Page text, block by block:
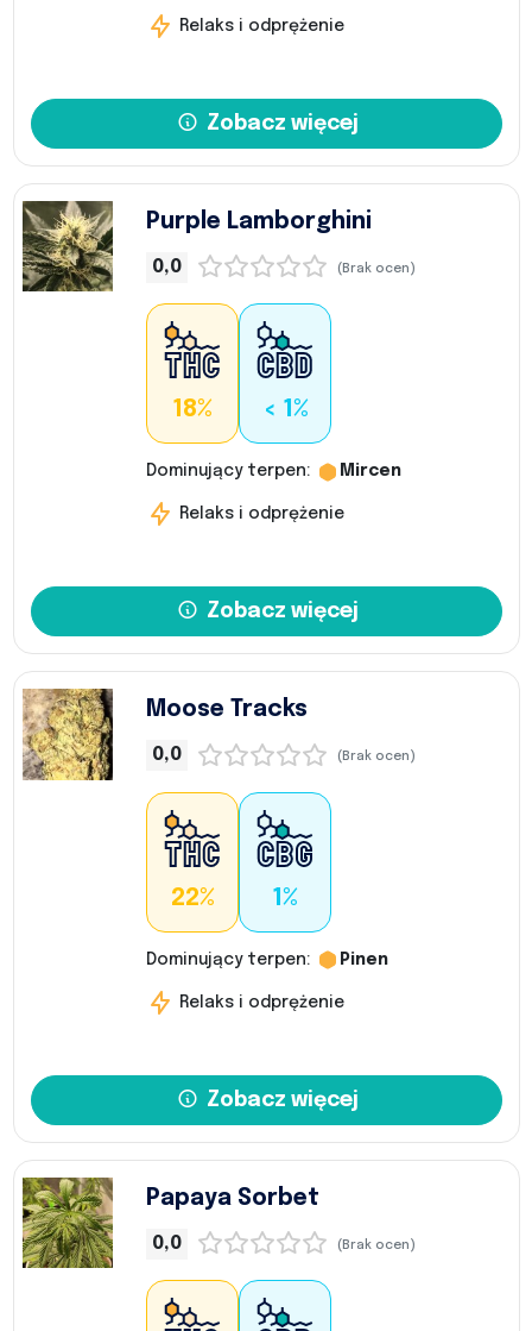
Relaks i odprężenie
Zobacz więcej
Purple Lamborghini
0,0 (Brak ocen)
18% < 1%
Dominujący terpen: Mircen
Relaks i odprężenie
Zobacz więcej
Moose Tracks
0,0 (Brak ocen)
22% 1%
Dominujący terpen: Pinen
Relaks i odprężenie
Zobacz więcej
Papaya Sorbet
0,0 (Brak ocen)